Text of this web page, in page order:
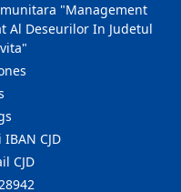
"Management
Al Deseurilor In Judetul
CJD
CJD